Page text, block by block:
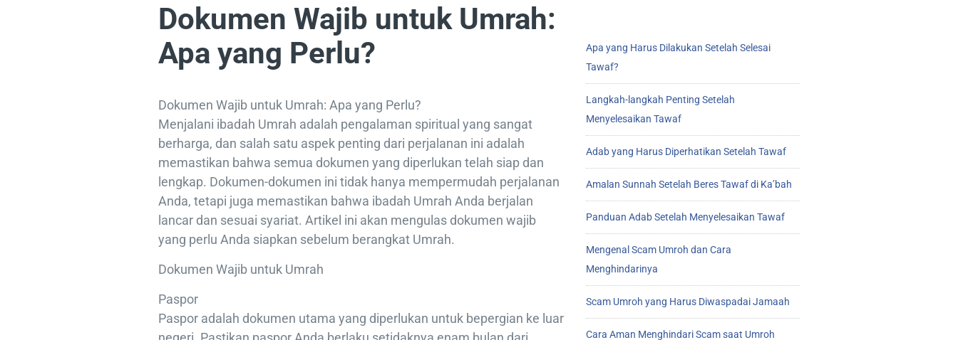
Dokumen Wajib untuk Umrah:
Apa yang Perlu?
Dokumen Wajib untuk Umrah: Apa yang Perlu?
Menjalani ibadah Umrah adalah pengalaman spiritual yang sangat
berharga, dan salah satu aspek penting dari perjalanan ini adalah
memastikan bahwa semua dokumen yang diperlukan telah siap dan
lengkap. Dokumen-dokumen ini tidak hanya mempermudah perjalanan
Anda, tetapi juga memastikan bahwa ibadah Umrah Anda berjalan
lancar dan sesuai syariat. Artikel ini akan mengulas dokumen wajib
yang perlu Anda siapkan sebelum berangkat Umrah.
Dokumen Wajib untuk Umrah
Paspor
Paspor adalah dokumen utama yang diperlukan untuk bepergian ke luar
Apa yang Harus Dilakukan Setelah Selesai
Tawaf?
Langkah-langkah Penting Setelah
Menyelesaikan Tawaf
Adab yang Harus Diperhatikan Setelah Tawaf
Amalan Sunnah Setelah Beres Tawaf di Ka’bah
Panduan Adab Setelah Menyelesaikan Tawaf
Mengenal Scam Umroh dan Cara
Menghindarinya
Scam Umroh yang Harus Diwaspadai Jamaah
Cara Aman Menghindari Scam saat Umroh